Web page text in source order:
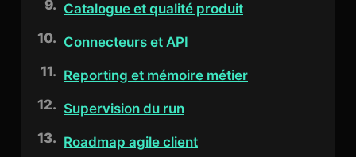
Catalogue et qualité produit
Connecteurs et API
Reporting et mémoire métier
Supervision du run
Roadmap agile client